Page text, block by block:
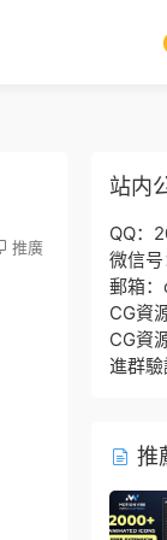
推廣
站内
QQ：
微信
郵箱
CG資
CG資
進群
推